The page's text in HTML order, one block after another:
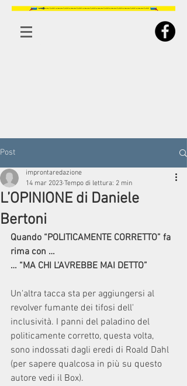
Post
L’OPINIONE di Daniele
Bertoni
improntaredazione
14 mar 2023 Tempo di lettura: 2 min
Quando “POLITICAMENTE CORRETTO” fa
rima con …
… “MA CHI L'AVREBBE MAI DETTO”
Un'altra tacca sta per aggiungersi al
revolver fumante dei tifosi dell'
inclusività. I panni del paladino del
politicamente corretto, questa volta,
sono indossati dagli eredi di Roald Dahl
(per sapere qualcosa in più su questo
autore vedi il Box).